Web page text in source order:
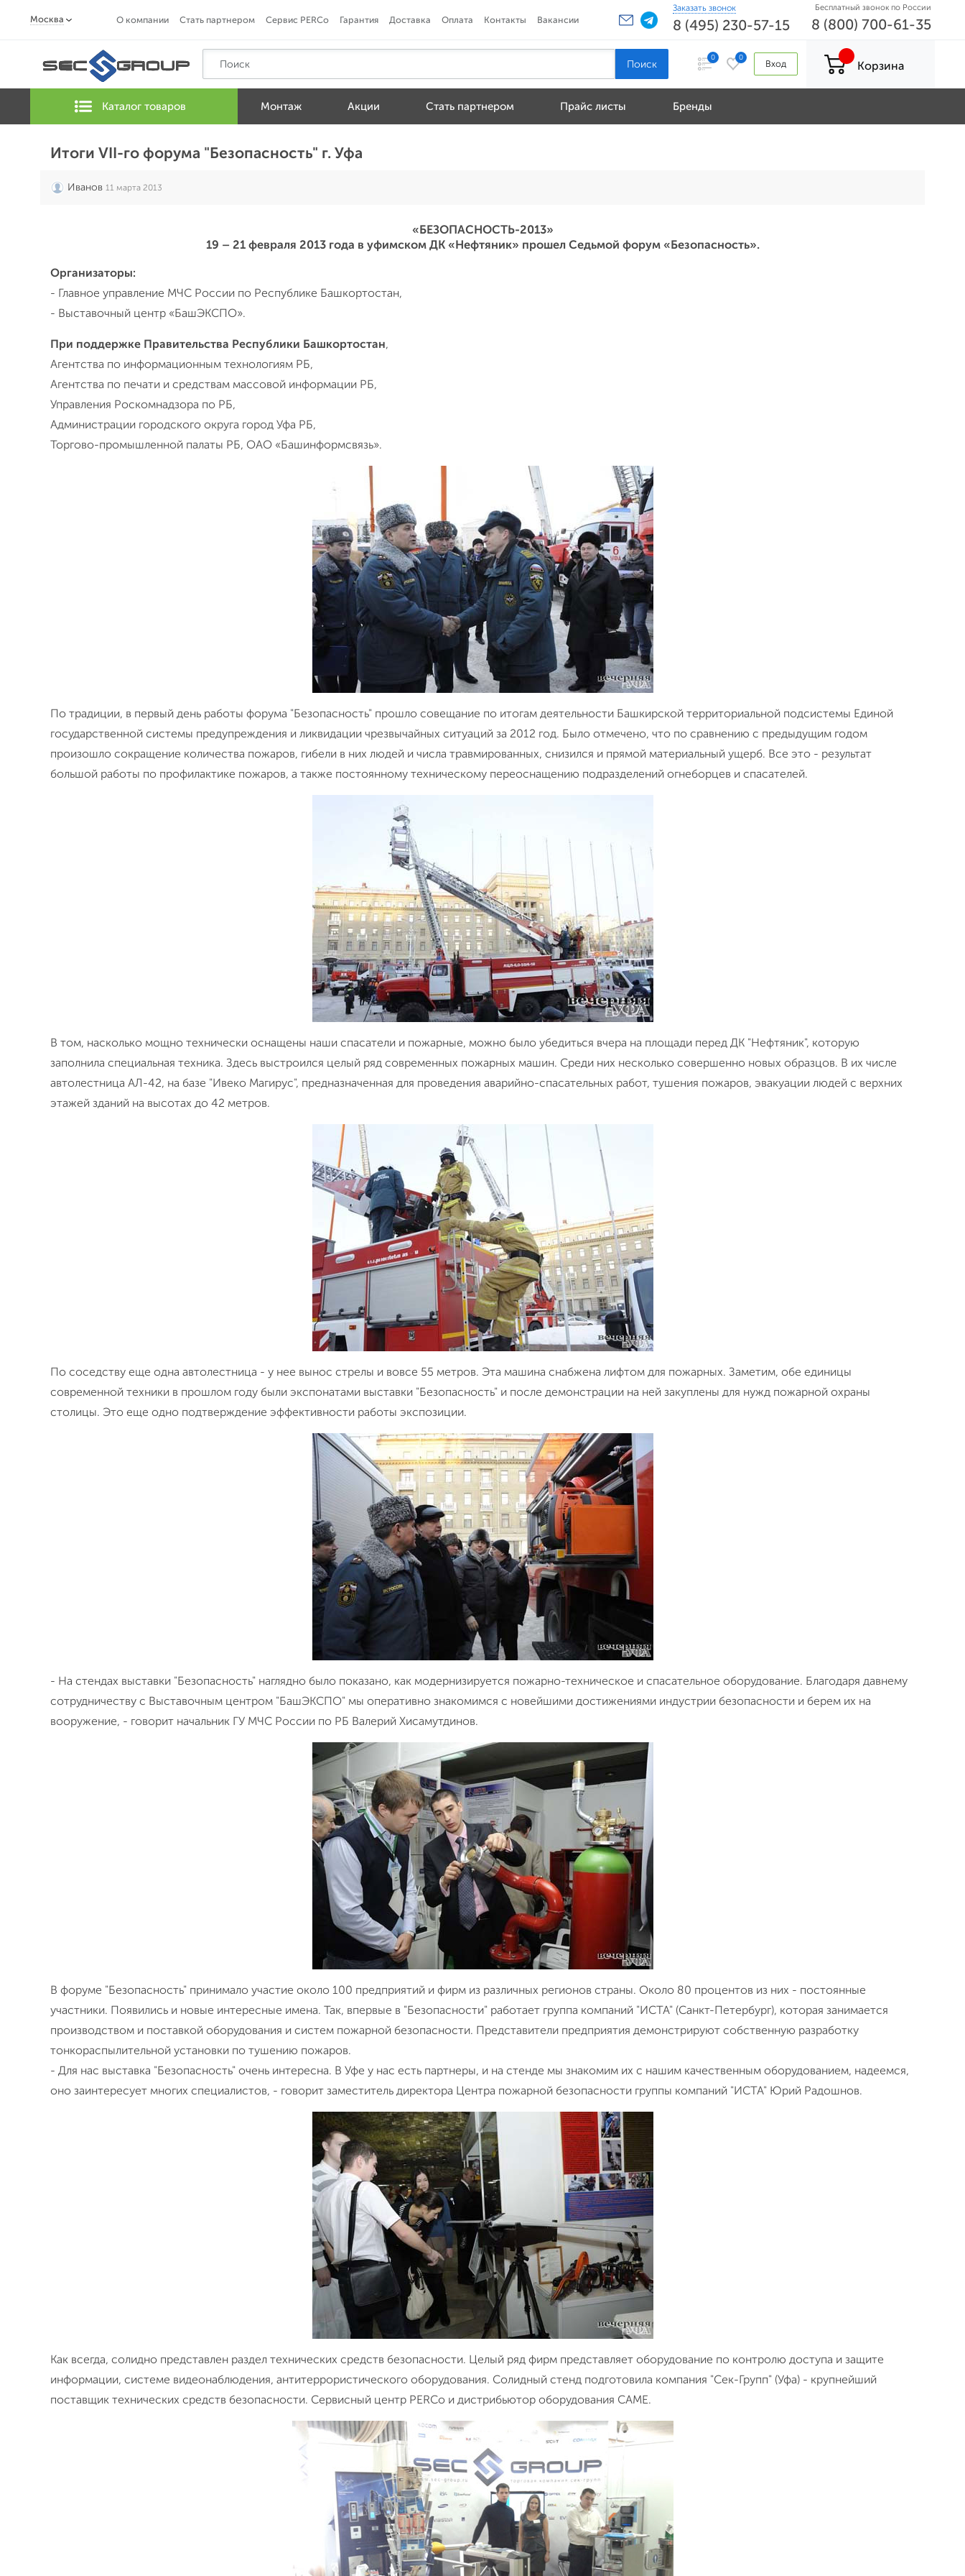
Москва О компании Стать партнером Сервис PERCo Гарантия Доставка Оплата Контакты Вакансии
Заказать звонок
8 (495) 230-57-15
Бесплатный звонок по России
8 (800) 700-61-35
0 0
Вход Корзина
Каталог товаров Монтаж Акции Стать партнером Прайс листы Бренды
Итоги VII-го форума "Безопасность" г. Уфа
Иванов 11 марта 2013
«БЕЗОПАСНОСТЬ-2013»
19 – 21 февраля 2013 года в уфимском ДК «Нефтяник» прошел Седьмой форум «Безопасность».
Организаторы:
- Главное управление МЧС России по Республике Башкортостан,
- Выставочный центр «БашЭКСПО».
При поддержке Правительства Республики Башкортостан,
Агентства по информационным технологиям РБ,
Агентства по печати и средствам массовой информации РБ,
Управления Роскомнадзора по РБ,
Администрации городского округа город Уфа РБ,
Торгово-промышленной палаты РБ, ОАО «Башинформсвязь».
По традиции, в первый день работы форума "Безопасность" прошло совещание по итогам деятельности Башкирской территориальной подсистемы Единой
государственной системы предупреждения и ликвидации чрезвычайных ситуаций за 2012 год. Было отмечено, что по сравнению с предыдущим годом
произошло сокращение количества пожаров, гибели в них людей и числа травмированных, снизился и прямой материальный ущерб. Все это - результат
большой работы по профилактике пожаров, а также постоянному техническому переоснащению подразделений огнеборцев и спасателей.
В том, насколько мощно технически оснащены наши спасатели и пожарные, можно было убедиться вчера на площади перед ДК "Нефтяник", которую
заполнила специальная техника. Здесь выстроился целый ряд современных пожарных машин. Среди них несколько совершенно новых образцов. В их числе
автолестница АЛ-42, на базе "Ивеко Магирус", предназначенная для проведения аварийно-спасательных работ, тушения пожаров, эвакуации людей с верхних
этажей зданий на высотах до 42 метров.
По соседству еще одна автолестница - у нее вынос стрелы и вовсе 55 метров. Эта машина снабжена лифтом для пожарных. Заметим, обе единицы
современной техники в прошлом году были экспонатами выставки "Безопасность" и после демонстрации на ней закуплены для нужд пожарной охраны
столицы. Это еще одно подтверждение эффективности работы экспозиции.
- На стендах выставки "Безопасность" наглядно было показано, как модернизируется пожарно-техническое и спасательное оборудование. Благодаря давнему
сотрудничеству с Выставочным центром "БашЭКСПО" мы оперативно знакомимся с новейшими достижениями индустрии безопасности и берем их на
вооружение, - говорит начальник ГУ МЧС России по РБ Валерий Хисамутдинов.
В форуме "Безопасность" принимало участие около 100 предприятий и фирм из различных регионов страны. Около 80 процентов из них - постоянные
участники. Появились и новые интересные имена. Так, впервые в "Безопасности" работает группа компаний "ИСТА" (Санкт-Петербург), которая занимается
производством и поставкой оборудования и систем пожарной безопасности. Представители предприятия демонстрируют собственную разработку
тонкораспылительной установки по тушению пожаров.
- Для нас выставка "Безопасность" очень интересна. В Уфе у нас есть партнеры, и на стенде мы знакомим их с нашим качественным оборудованием, надеемся,
оно заинтересует многих специалистов, - говорит заместитель директора Центра пожарной безопасности группы компаний "ИСТА" Юрий Радошнов.
Как всегда, солидно представлен раздел технических средств безопасности. Целый ряд фирм представляет оборудование по контролю доступа и защите
информации, системе видеонаблюдения, антитеррористического оборудования. Солидный стенд подготовила компания "Сек-Групп" (Уфа) - крупнейший
поставщик технических средств безопасности. Сервисный центр PERCo и дистрибьютор оборудования CAME.